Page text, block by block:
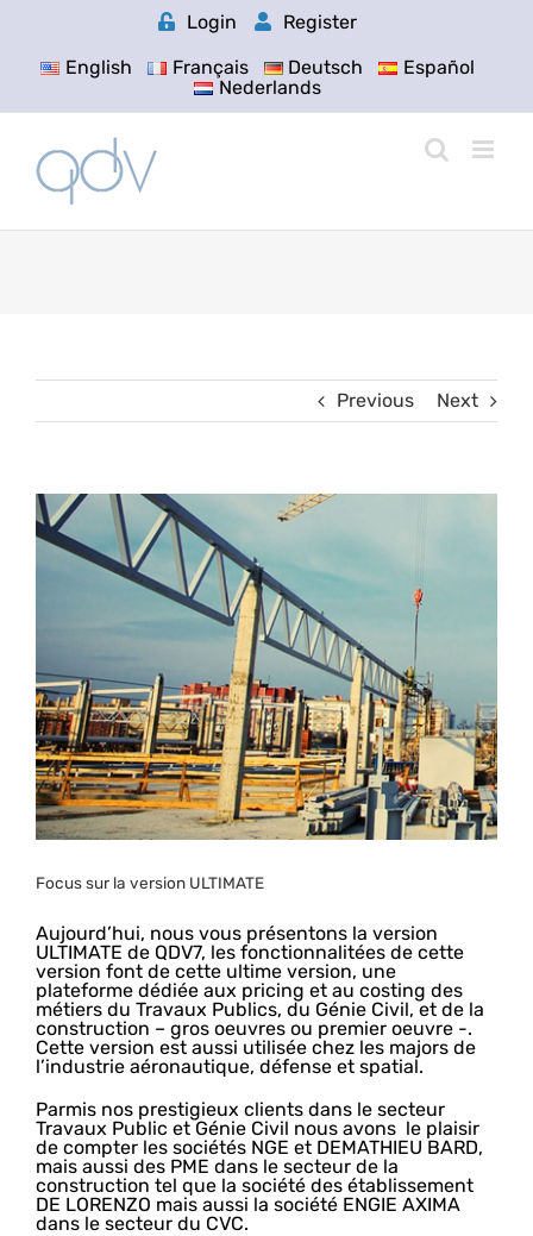
Login
Register
English
Français Deutsch
Español
Nederlands
Previous Next
View
Larger
Image
Focus sur la version ULTIMATE
Aujourd’hui, nous vous présentons la version
ULTIMATE de QDV7, les fonctionnalitées de cette
version font de cette ultime version, une
plateforme dédiée aux pricing et au costing des
métiers du Travaux Publics, du Génie Civil, et de la
construction – gros oeuvres ou premier oeuvre -.
Cette version est aussi utilisée chez les majors de
l’industrie aéronautique, défense et spatial.
Parmis nos prestigieux clients dans le secteur
Travaux Public et Génie Civil nous avons le plaisir
de compter les sociétés NGE et DEMATHIEU BARD,
mais aussi des PME dans le secteur de la
construction tel que la société des établissement
DE LORENZO mais aussi la société ENGIE AXIMA
dans le secteur du CVC.